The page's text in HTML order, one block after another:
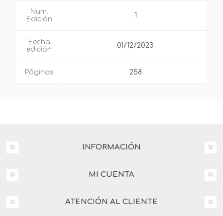
Num.
Edición
1
Fecha
edición
01/12/2023
Páginas 258
INFORMACIÓN
MI CUENTA
ATENCIÓN AL CLIENTE